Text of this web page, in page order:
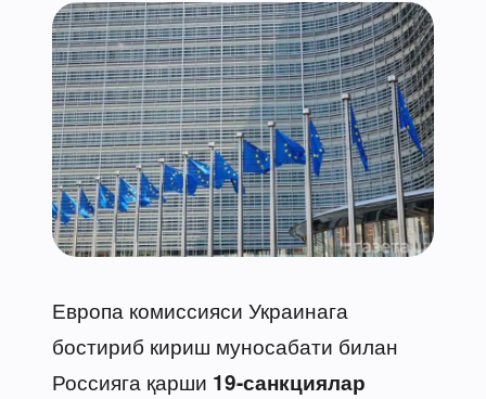
Европа комиссияси Украинага
бостириб кириш муносабати билан
Россияга қарши 19-санкциялар